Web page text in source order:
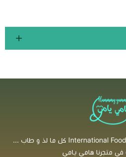
International Foods Market MmmmmmmmM كل ما لذ و طاب ...
متجرنا هامي يامي